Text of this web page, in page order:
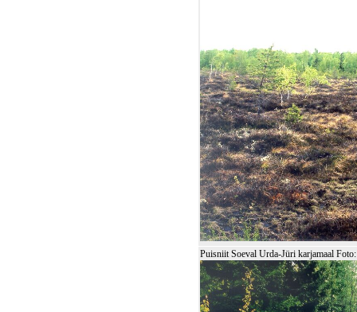
Puisniit Soeval Urda-Jüri karjamaal